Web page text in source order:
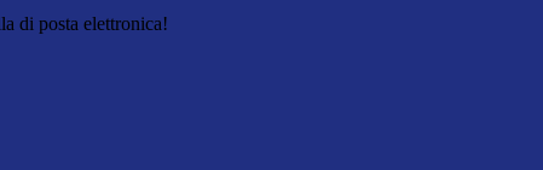
di posta elettronica!